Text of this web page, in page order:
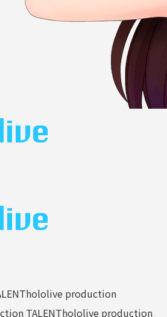
hololive production
TALENThololive production